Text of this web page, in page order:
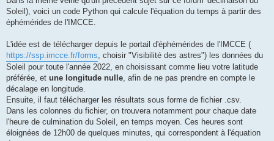
a
g
Soleil), voici un code Python qui calcule l'équation du temps à partir des
éphémérides de l'IMCCE.
L'idée est de télécharger depuis le portail d'éphémérides de l'IMCCE (
https://ssp.imcce.fr/forms, choisir "Visibilité des astres") les données du
Soleil pour toute l'année 2022, en choisissant comme lieu votre latitude
préférée, et une longitude nulle, afin de ne pas prendre en compte le
décalage en longitude.
Ensuite, il faut télécharger les résultats sous forme de fichier .csv.
Dans les colonnes du fichier, on trouvera notamment pour chaque date
l'heure de culmination du Soleil, en temps moyen. Ces heures sont
éloignées de 12h00 de quelques minutes, qui correspondent à l'équation